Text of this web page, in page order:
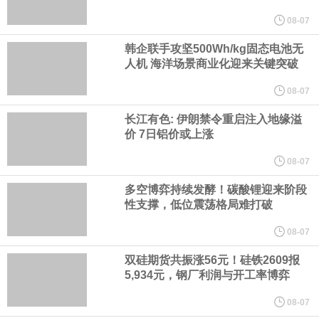
美国国会预算办公室（CBO）于当地时间5日发布报告称，美国海军
计划建造的15艘核动力“特朗普级”（Trump-class）战列舰，从研发
到采购的总费用可能高达2750亿美元，为美国有史以来最昂贵的水
面战舰项目之一。 根据CBO的初步估算，首舰造价约234亿美元，
后续14艘平均每艘约180亿美元。
黄金价格有望录得自今年1月以来最大单周涨幅。油价走弱为金价提
供支撑，同时投资者正等待美国非农就业数据，以寻找美国利率前
景的线索。StoneX高级分析师马特·辛普森表示，中东和平前景改善
08-07
韩企联手攻坚500Wh/kg固态电池无
人机 海洋场景商业化迎来关键突破
08-07
长江有色: 伊朗禁令重启注入地缘溢
价 7日铝价或上涨
08-07
多空博弈持续发酵！碳酸锂迎来阶段
性支撑，低位震荡格局难打破
08-07
双硅期货共振涨56元！硅铁2609报
5,934元，钢厂利润与开工率博弈
08-07